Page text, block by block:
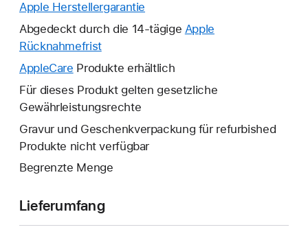
Apple Herstellergarantie
neues
geöffnet.
Abgedeckt durch die 14-tägige Apple
RücknahmefristEin
neues
wird
geöffnet.
AppleCare Ein
neues
Fenster
geöffnet.
Produkte erhältlich
Für dieses Produkt gelten gesetzliche
Gewährleistungsrechte
Gravur und Geschenkverpackung für refurbished
Produkte nicht verfügbar
Begrenzte Menge
Lieferumfang